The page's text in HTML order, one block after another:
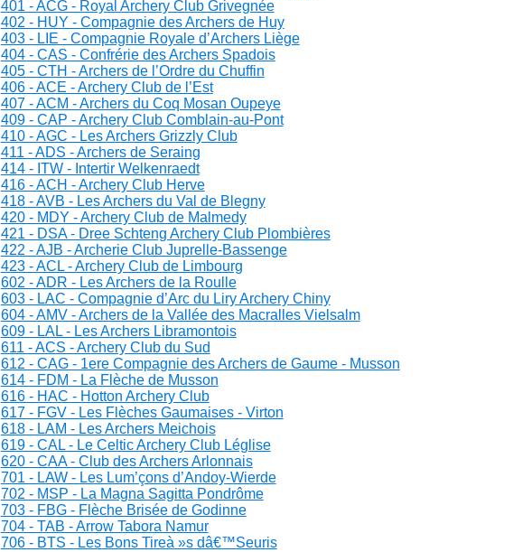
401 - ACG - Royal Archery Club Grivegnée
402 - HUY - Compagnie des Archers de Huy
403 - LIE - Compagnie Royale d’Archers Liège
404 - CAS - Confrérie des Archers Spadois
405 - CTH - Archers de l’Ordre du Chuffin
406 - ACE - Archery Club de l’Est
407 - ACM - Archers du Coq Mosan Oupeye
409 - CAP - Archery Club Comblain-au-Pont
410 - AGC - Les Archers Grizzly Club
411 - ADS - Archers de Seraing
414 - ITW - Intertir Welkenraedt
416 - ACH - Archery Club Herve
418 - AVB - Les Archers du Val de Blegny
420 - MDY - Archery Club de Malmedy
421 - DSA - Dree Schteng Archery Club Plombières
422 - AJB - Archerie Club Juprelle-Bassenge
423 - ACL - Archery Club de Limbourg
602 - ADR - Les Archers de la Roulle
603 - LAC - Compagnie d’Arc du Liry Archery Chiny
604 - AMV - Archers de la Vallée des Macralles Vielsalm
609 - LAL - Les Archers Libramontois
611 - ACS - Archery Club du Sud
612 - CAG - 1ere Compagnie des Archers de Gaume - Musson
614 - FDM - La Flèche de Musson
616 - HAC - Hotton Archery Club
617 - FGV - Les Flèches Gaumaises - Virton
618 - LAM - Les Archers Meichois
619 - CAL - Le Celtic Archery Club Léglise
620 - CAA - Club des Archers Arlonnais
701 - LAW - Les Lum’çons d’Andoy-Wierde
702 - MSP - La Magna Sagitta Pondrôme
703 - FBG - Flèche Brisée de Godinne
704 - TAB - Arrow Tabora Namur
706 - BTS - Les Bons Tireà »s dâ€™Seuris